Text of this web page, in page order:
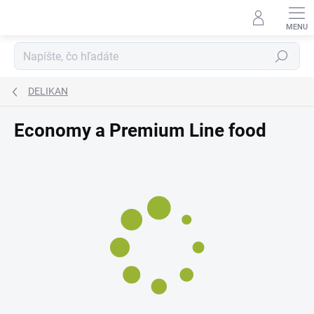
Hľadať
DELIKAN
Economy a Premium Line food